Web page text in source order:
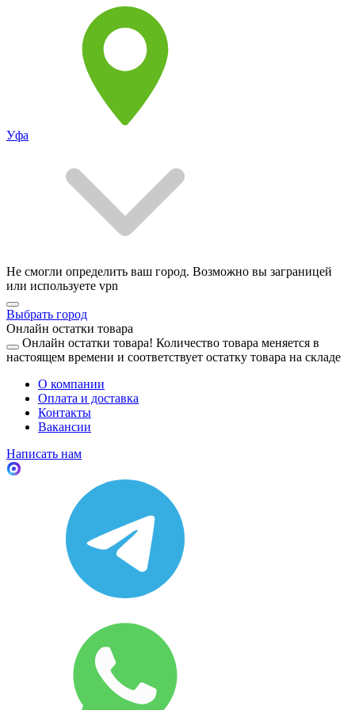
Уфа
Не смогли определить ваш город. Возможно вы заграницей
или используете vpn
Выбрать город
Онлайн остатки товара
Онлайн остатки товара! Количество товара меняется в
настоящем времени и соответствует остатку товара на складе
О компании
Оплата и доставка
Контакты
Вакансии
Написать нам